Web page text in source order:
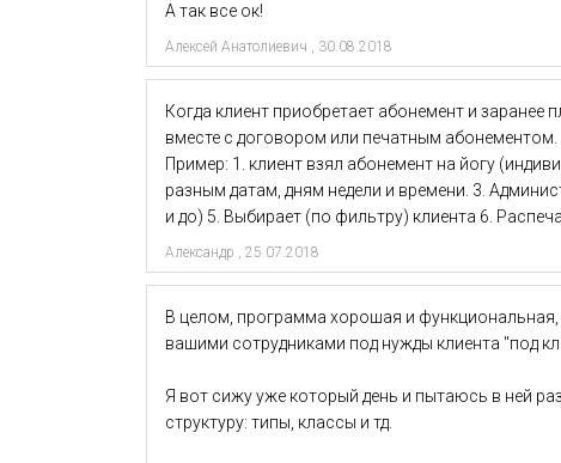
Алексей Анатолиевич , 30.08.2018
А так все ок!
Александр , 25.07.2018
Когда клиент приобретает абонемент и заранее
вместе с договором или печатным абонементом.
Пример: 1. клиент взял абонемент на йогу
разным датам, дням недели и времени. 3.
и до) 5. Выбирает (по фильтру) клиента 6.
В целом, программа хорошая и
вашими сотрудниками под нужды клиента "под
Я вот сижу уже который день и пытаюсь в ней
структуру: типы, классы и тд.